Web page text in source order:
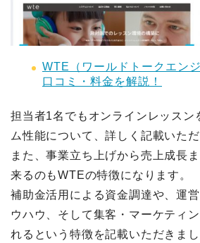
WTE（ワールドトークエン
口コミ・料金を解説！
担当者1名でもオンラインレッスン
ム性能について、詳しく記載いた
また、事業立ち上げから売上成長
来るのもWTEの特徴になります。
補助金活用による資金調達や、運
ウハウ、そして集客・マーケティ
れるという特徴を記載いただきまし